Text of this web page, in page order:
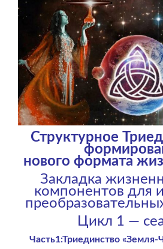
Структурное
нового формата
Закладка
компонентов для
Цикл 1 —
Часть1:Триединство